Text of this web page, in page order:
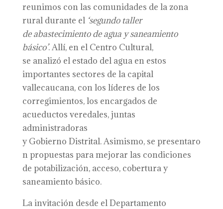
reunimos con las comunidades de la zona
rural durante el ‘segundo taller
deabastecimiento deagua ysaneamiento
básico’. Allí, en el Centro Cultural,
se analizó el estado del agua en estos
importantes sectores de la capital
vallecaucana, con los líderes de los
corregimientos, los encargados de
acueductos veredales, juntas
administradoras
y Gobierno Distrital. Asimismo, se presentaro
n propuestas para mejorar las condiciones
de potabilización, acceso, cobertura y
saneamiento básico.
La invitación desde el Departamento